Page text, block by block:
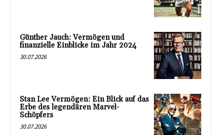
Günther Jauch: Vermögen und
finanzielle Einblicke im Jahr 2024
30.07.2026
Stan Lee Vermögen: Ein Blick auf das
Erbe des legendären Marvel-
Schöpfers
30.07.2026